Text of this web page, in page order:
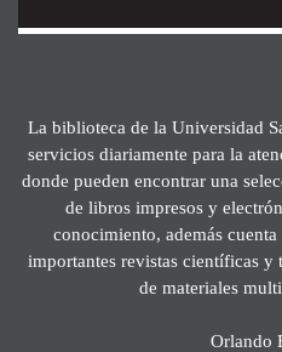
La biblioteca de la Universidad
servicios diariamente para la
donde pueden encontrar una
de libros impresos y
conocimiento, además
importantes revistas científicas y
de materiales
Orlando